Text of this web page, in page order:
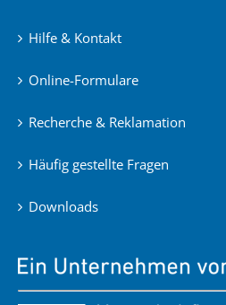
Hilfe & Kontakt
Online-Formulare
Recherche & Reklamation
Häufig gestellte Fragen
Downloads